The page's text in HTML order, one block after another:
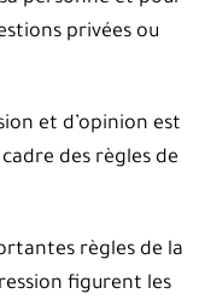
privées ou
et d’opinion est
des règles de
règles de la
figurent les